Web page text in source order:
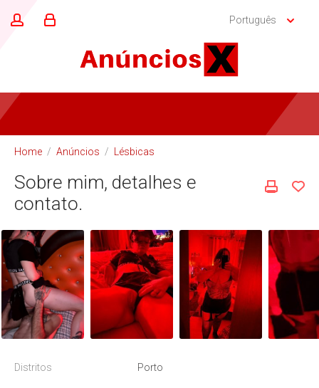
Português
Home / Anúncios / Lésbicas
Sobre mim, detalhes e
contato.
Distritos Porto